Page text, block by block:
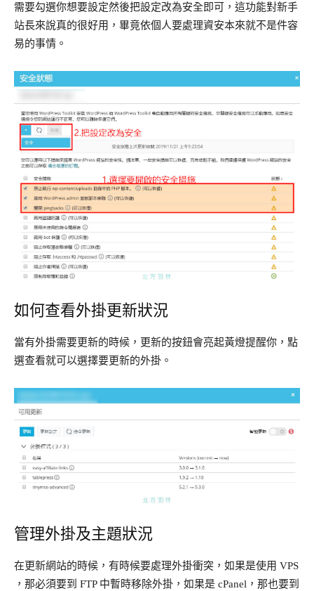
需要勾選你想要設定然後把設定改為安全即可，這功能對新手
站長來說真的很好用，畢竟依個人要處理資安本來就不是件容
易的事情。
如何查看外掛更新狀況
當有外掛需要更新的時候，更新的按鈕會亮起黃燈提醒你，點
選查看就可以選擇要更新的外掛。
管理外掛及主題狀況
在更新網站的時候，有時候要處理外掛衝突，如果是使用 VPS
，那必須要到 FTP 中暫時移除外掛，如果是 cPanel，那也要到